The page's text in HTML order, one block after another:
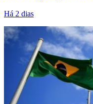
Há 2 dias